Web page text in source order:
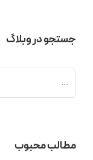
جستجو در وبلاگ
مطالب محبوب